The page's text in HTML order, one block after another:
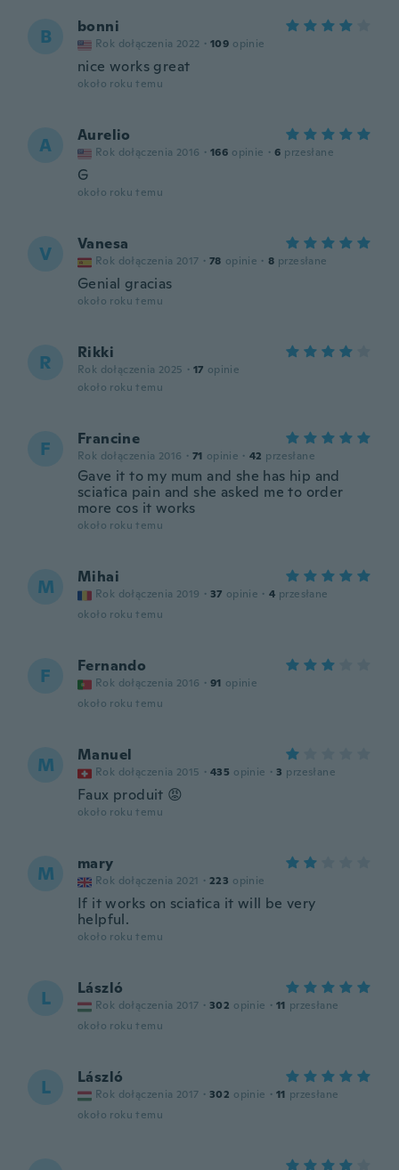
B bonni
Rok dołączenia 2022 · 109 opinie
nice works great
około roku temu
A Aurelio
Rok dołączenia 2016 · 166 opinie · 6 przesłane
G
około roku temu
V Vanesa
Rok dołączenia 2017 · 78 opinie · 8 przesłane
Genial gracias
około roku temu
R Rikki
Rok dołączenia 2025 · 17 opinie
około roku temu
F Francine
Rok dołączenia 2016 · 71 opinie · 42 przesłane
Gave it to my mum and she has hip and
sciatica pain and she asked me to order
more cos it works
około roku temu
M Mihai
Rok dołączenia 2019 · 37 opinie · 4 przesłane
około roku temu
F Fernando
Rok dołączenia 2016 · 91 opinie
około roku temu
M Manuel
Rok dołączenia 2015 · 435 opinie · 3 przesłane
Faux produit 😡
około roku temu
M mary
Rok dołączenia 2021 · 223 opinie
If it works on sciatica it will be very
helpful.
około roku temu
L László
Rok dołączenia 2017 · 302 opinie · 11 przesłane
około roku temu
L László
Rok dołączenia 2017 · 302 opinie · 11 przesłane
około roku temu